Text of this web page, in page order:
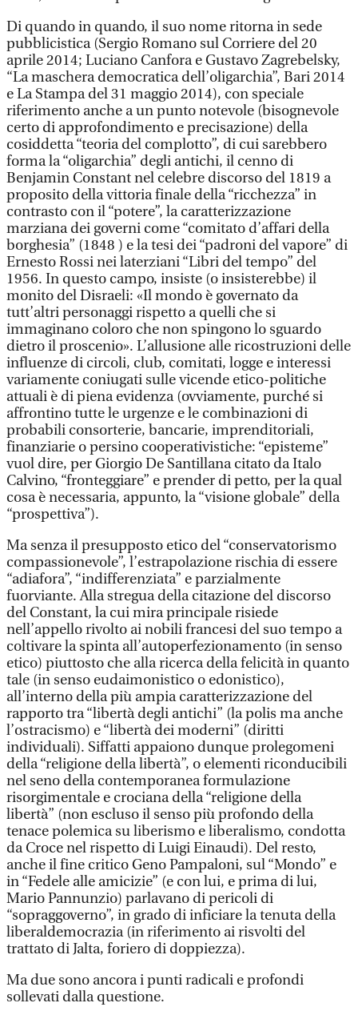
Di quando in quando, il suo nome ritorna in sede
pubblicistica (Sergio Romano sul Corriere del 20
aprile 2014; Luciano Canfora e Gustavo Zagrebelsky,
“La maschera democratica dell’oligarchia”, Bari 2014
e La Stampa del 31 maggio 2014), con speciale
riferimento anche a un punto notevole (bisognevole
certo di approfondimento e precisazione) della
cosiddetta “teoria del complotto”, di cui sarebbero
forma la “oligarchia” degli antichi, il cenno di
Benjamin Constant nel celebre discorso del 1819 a
proposito della vittoria finale della “ricchezza” in
contrasto con il “potere”, la caratterizzazione
marziana dei governi come “comitato d’affari della
borghesia” (1848 ) e la tesi dei “padroni del vapore” di
Ernesto Rossi nei laterziani “Libri del tempo” del
1956. In questo campo, insiste (o insisterebbe) il
monito del Disraeli: «Il mondo è governato da
tutt’altri personaggi rispetto a quelli che si
immaginano coloro che non spingono lo sguardo
dietro il proscenio». L’allusione alle ricostruzioni delle
influenze di circoli, club, comitati, logge e interessi
variamente coniugati sulle vicende etico-politiche
attuali è di piena evidenza (ovviamente, purché si
affrontino tutte le urgenze e le combinazioni di
probabili consorterie, bancarie, imprenditoriali,
finanziarie o persino cooperativistiche: “episteme”
vuol dire, per Giorgio De Santillana citato da Italo
Calvino, “fronteggiare” e prender di petto, per la qual
cosa è necessaria, appunto, la “visione globale” della
“prospettiva”).
Ma senza il presupposto etico del “conservatorismo
compassionevole”, l’estrapolazione rischia di essere
“adiafora”, “indifferenziata” e parzialmente
fuorviante. Alla stregua della citazione del discorso
del Constant, la cui mira principale risiede
nell’appello rivolto ai nobili francesi del suo tempo a
coltivare la spinta all’autoperfezionamento (in senso
etico) piuttosto che alla ricerca della felicità in quanto
tale (in senso eudaimonistico o edonistico),
all’interno della più ampia caratterizzazione del
rapporto tra “libertà degli antichi” (la polis ma anche
l’ostracismo) e “libertà dei moderni” (diritti
individuali). Siffatti appaiono dunque prolegomeni
della “religione della libertà”, o elementi riconducibili
nel seno della contemporanea formulazione
risorgimentale e crociana della “religione della
libertà” (non escluso il senso più profondo della
tenace polemica su liberismo e liberalismo, condotta
da Croce nel rispetto di Luigi Einaudi). Del resto,
anche il fine critico Geno Pampaloni, sul “Mondo” e
in “Fedele alle amicizie” (e con lui, e prima di lui,
Mario Pannunzio) parlavano di pericoli di
“sopraggoverno”, in grado di inficiare la tenuta della
liberaldemocrazia (in riferimento ai risvolti del
trattato di Jalta, foriero di doppiezza).
Ma due sono ancora i punti radicali e profondi
sollevati dalla questione.